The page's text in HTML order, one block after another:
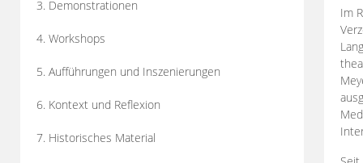
3. Demonstrationen
4. Workshops
5. Aufführungen und Inszenierungen
6. Kontext und Reflexion
7. Historisches Material
Im